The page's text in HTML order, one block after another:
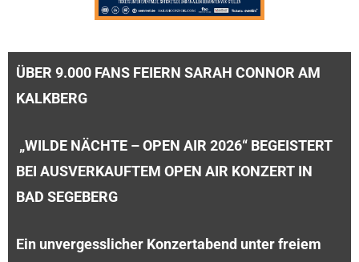
ÜBER 9.000 FANS FEIERN SARAH CONNOR AM
KALKBERG
„WILDE NÄCHTE – OPEN AIR 2026“ BEGEISTERT
BEI AUSVERKAUFTEM OPEN AIR KONZERT IN
BAD SEGEBERG
Ein unvergesslicher Konzertabend unter freiem